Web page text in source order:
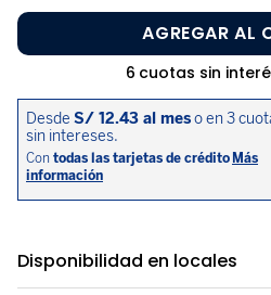
AGREGAR AL
6 cuotas sin
Disponibilidad en locales